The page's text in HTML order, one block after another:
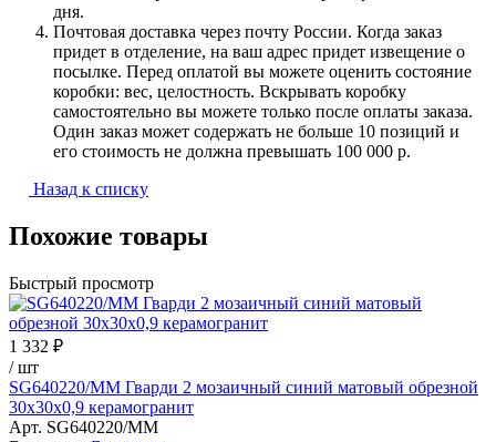
дня.
Почтовая доставка через почту России. Когда заказ
придет в отделение, на ваш адрес придет извещение о
посылке. Перед оплатой вы можете оценить состояние
коробки: вес, целостность. Вскрывать коробку
самостоятельно вы можете только после оплаты заказа.
Один заказ может содержать не больше 10 позиций и
его стоимость не должна превышать 100 000 р.
Назад к списку
Похожие товары
Быстрый просмотр
1 332 ₽
/ шт
SG640220/MM Гварди 2 мозаичный синий матовый обрезной
30x30x0,9 керамогранит
Арт. SG640220/MM